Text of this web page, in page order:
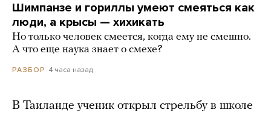
Шимпанзе и гориллы умеют смеяться как
люди, а крысы — хихикать
Но только человек смеется, когда ему не смешно.
А что еще наука знает о смехе?
РАЗБОР 4 часа назад
В Таиланде ученик открыл стрельбу в школе